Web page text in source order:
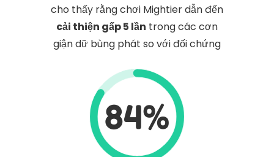
cho thấy rằng chơi Mightier dẫn đến
cải thiện gấp 5 lần trong các cơn
giận dữ bùng phát so với đối chứng
84%